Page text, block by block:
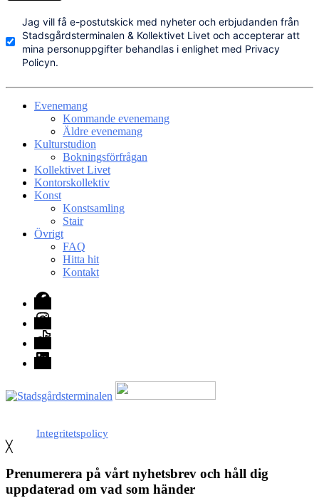
Jag vill få e-postutskick med nyheter och erbjudanden från
Stadsgårdsterminalen & Kollektivet Livet och accepterar att
mina personuppgifter behandlas i enlighet med Privacy
Policyn.
Evenemang
Kommande evenemang
Äldre evenemang
Kulturstudion
Bokningsförfrågan
Kollektivet Livet
Kontorskollektiv
Konst
Konstsamling
Stair
Övrigt
FAQ
Hitta hit
Kontakt
Facebook
Instagram
TikTok
LinkedIn
Integritetspolicy
╳
Prenumerera på vårt nyhetsbrev och håll dig
uppdaterad om vad som händer